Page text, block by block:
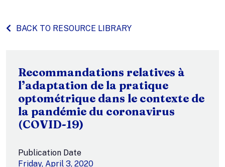
BACK TO RESOURCE LIBRARY
Recommandations relatives à
l’adaptation de la pratique
optométrique dans le contexte de
la pandémie du coronavirus
(COVID-19)
Publication Date
Friday, April 3, 2020